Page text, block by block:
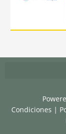
Condiciones |